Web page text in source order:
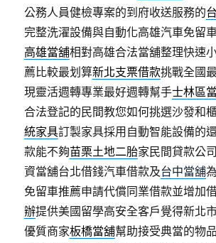
公務人員健檢專案的到府收送服務的
完整洗濯設備與自動化高雄汽車免留
高雄當舖相對高雄合法當舖整理快速
薦比較最划算新北支票借款挑戰全國
現靈活週轉專業最好週轉幫手士林區
合法登記的民間教您如何挑選沙發和
統家具訂製家具採用自動智能設備的
款能不夠苗栗土地二胎家民間貸款公
資當舖台北借錢汽車借款及台中當舖
免留車推薦申請代償同業借款並增加
辦提供美國留學高安全客戶覺得新北
優質商家板橋當舖幫助接受典當的物